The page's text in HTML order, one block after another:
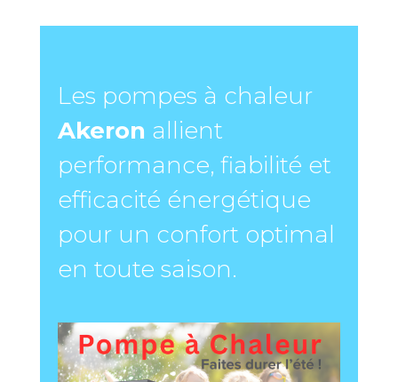
Les pompes à chaleur
Akeron allient
performance, fiabilité et
efficacité énergétique
pour un confort optimal
en toute saison.